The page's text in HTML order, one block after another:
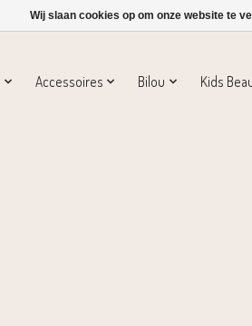
Accessoires Bilou Kids
Wij slaan cookies op om onze website te